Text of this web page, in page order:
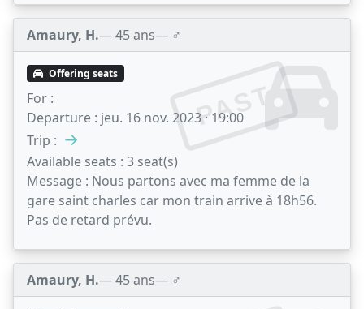
Amaury, H.— 45 ans— ♂️
PAST
Offering seats
For :
Departure : jeu. 16 nov. 2023 · 19:00
Trip : →
Available seats : 3 seat(s)
Message : Nous partons avec ma femme de la
gare saint charles car mon train arrive à 18h56.
Pas de retard prévu.
Amaury, H.— 45 ans— ♂️